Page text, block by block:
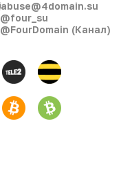
abuse@4domain.su
@four_su
@FourDomain (Канал)